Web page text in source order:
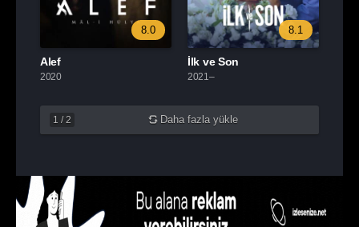
8.0
Alef
2020
8.1
İlk ve Son
2021–
1 / 2 Daha fazla yükle